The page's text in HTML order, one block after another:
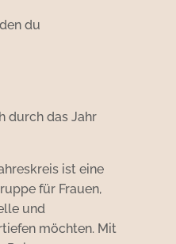
du
durch das Jahr
ist eine
für Frauen,
und
möchten. Mit